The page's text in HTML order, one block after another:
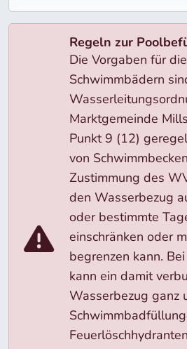
Regeln zur
Die Vorgaben für
Schwimmbädern
Marktgemeinde
Punkt 9 (12)
von
Zustimmung des
den Wasserbezug
oder bestimmte
einschränken oder
begrenzen kann.
kann ein damit
Wasserbezug ganz